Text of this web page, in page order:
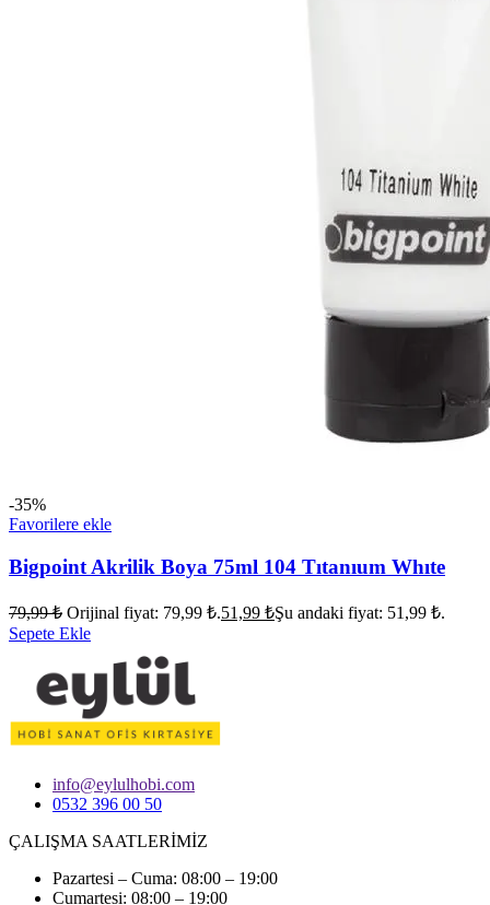
-35%
Favorilere ekle
Bigpoint Akrilik Boya 75ml 104 Tıtanıum Whıte
79,99₺ Orijinal fiyat: 79,99 ₺.51,99 ₺Şu andaki fiyat: 51,99 ₺.
Sepete Ekle
info@eylulhobi.com
0532 396 00 50
ÇALIŞMA SAATLERİMİZ
Pazartesi – Cuma: 08:00 – 19:00
Cumartesi: 08:00 – 19:00